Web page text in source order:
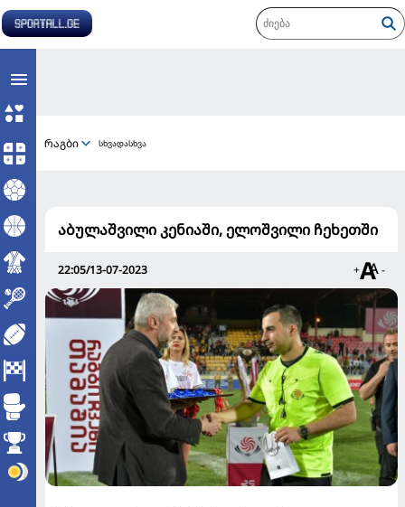
რაგბი სხვადასხვა
აბულაშვილი კენიაში, ელოშვილი ჩეხეთში
22:05/13-07-2023 + -